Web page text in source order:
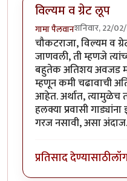
विल्यम व ग्रेट लूप
गामा पैलवानशनिवार, 22/
चौकटराजा, विल्यम व
जाणवली, ती म्हणजे
बहुतेक अतिशय अवजड
म्हणून कमी चढावाची
आहेत. अर्थात, त्यामुळेच
हलक्या प्रवासी
गरज नसावी, असा
प्रतिसाद देण्यासाठी